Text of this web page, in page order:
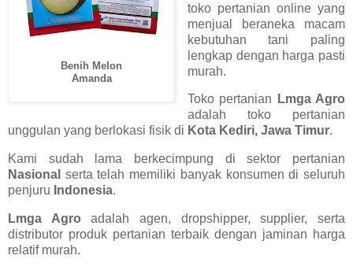
Benih Melon
Amanda
toko pertanian online yang
menjual beraneka macam
kebutuhan tani paling
lengkap dengan harga pasti
murah.
Toko pertanian
Lmga Agro
adalah toko pertanian
unggulan yang berlokasi fisik di Kota Kediri, Jawa Timur.
Kami sudah lama berkecimpung di sektor pertanian
Nasional serta telah memiliki banyak konsumen di seluruh
penjuru Indonesia.
Lmga Agro adalah agen, dropshipper, supplier, serta
distributor produk pertanian terbaik dengan jaminan harga
relatif murah.